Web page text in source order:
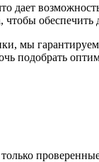
дает
обеспечить
мы
подобрать